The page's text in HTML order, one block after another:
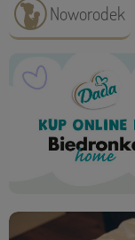
Noworodek